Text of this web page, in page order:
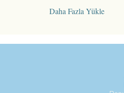
Daha Fazla Yükle